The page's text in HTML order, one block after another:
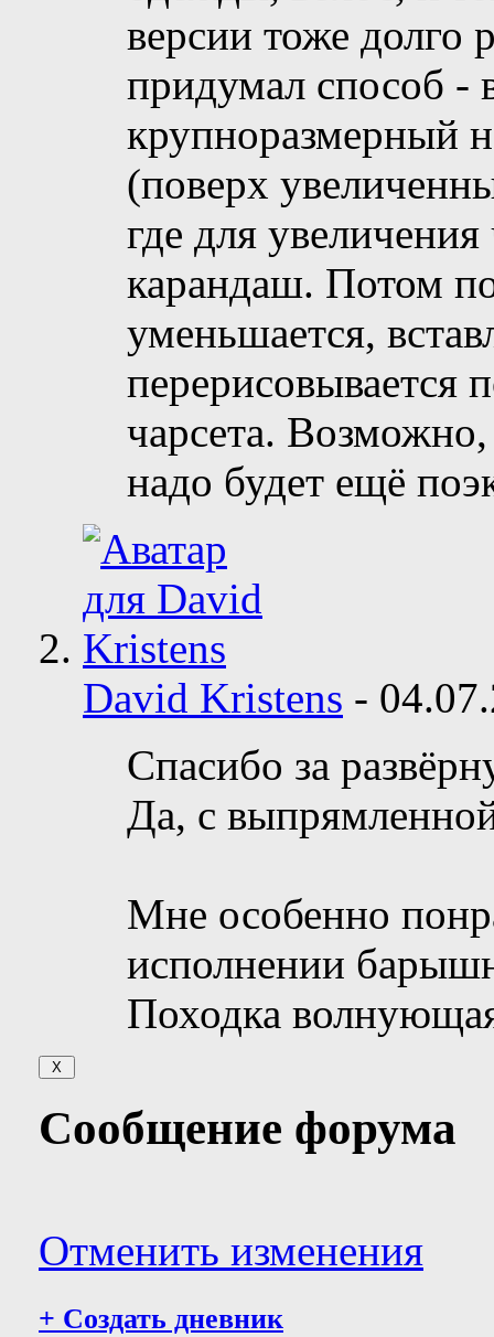
версии тоже долго
придумал способ -
крупноразмерный
(поверх
где для увеличения
карандаш. Потом
уменьшается,
перерисовывается
чарсета.
надо будет ещё
David Kristens -
Спасибо за
Да, с
Мне особенно
исполнении
Походка
Сообщение форума
Отменить изменения
+ Создать дневник